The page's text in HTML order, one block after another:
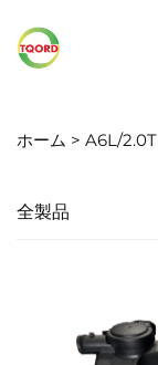
ホーム > A6L/2.0T
全製品